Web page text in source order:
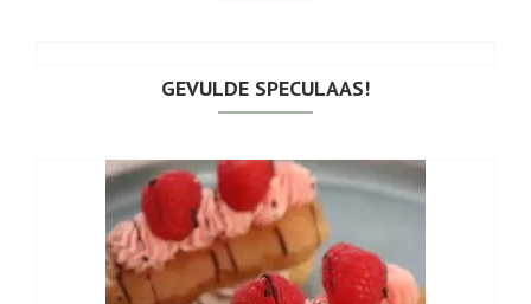
GEVULDE SPECULAAS!